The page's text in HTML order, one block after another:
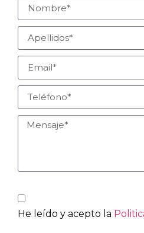
He leído y acepto la